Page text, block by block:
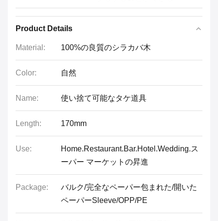
Product Details
Material: 100%の良質のシラカバ木
Color: 自然
Name: 使い捨て可能なタケ道具
Length: 170mm
Use:
Home.Restaurant.Bar.Hotel.Wedding.ス
ーパー マーケットの昇進
Package:
バルク/完全なペーパー包まれた/開いた
ペーパーSleeve/OPP/PE